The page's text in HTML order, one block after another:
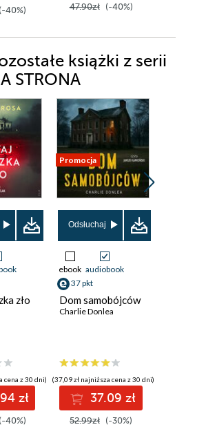
(-40%) 47.90zł (-40%)
książki z serii
STRONA
zło
cena z 30 dni)
zł
(-40%)
Promocja
Odsłuchaj
ebook audiobook
37 pkt
Dom samobójców
Charlie Donlea
(37,09 zł najniższa cena z 30 dni)
37.09 zł
52.99zł (-30%)